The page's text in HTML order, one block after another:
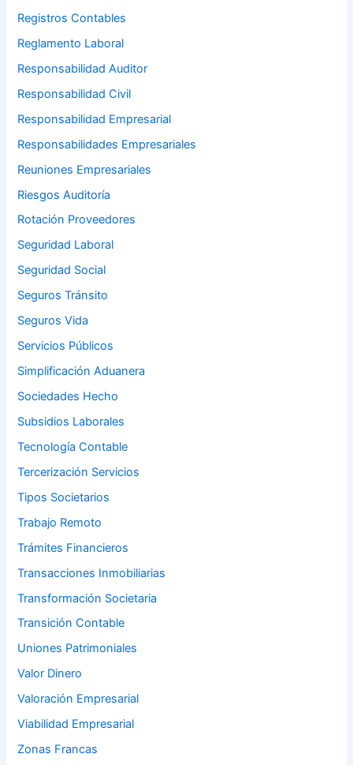
Registros Contables
Reglamento Laboral
Responsabilidad Auditor
Responsabilidad Civil
Responsabilidad Empresarial
Responsabilidades Empresariales
Reuniones Empresariales
Riesgos Auditoría
Rotación Proveedores
Seguridad Laboral
Seguridad Social
Seguros Tránsito
Seguros Vida
Servicios Públicos
Simplificación Aduanera
Sociedades Hecho
Subsidios Laborales
Tecnología Contable
Tercerización Servicios
Tipos Societarios
Trabajo Remoto
Trámites Financieros
Transacciones Inmobiliarias
Transformación Societaria
Transición Contable
Uniones Patrimoniales
Valor Dinero
Valoración Empresarial
Viabilidad Empresarial
Zonas Francas